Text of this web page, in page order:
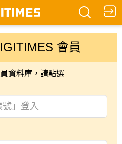
會員
資料庫，請點選